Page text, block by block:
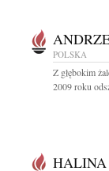
POLSKA
Z głębokim
2009 roku
HALINA